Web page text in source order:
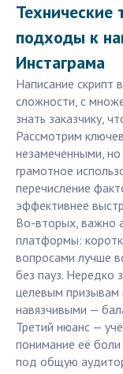
Технические
подходы к
Инстаграма
Написание скрипт
сложности, с
знать заказчику,
Рассмотрим
незамеченными,
грамотное
перечисление
эффективнее
Во-вторых, важно
платформы:
вопросами лучше
без пауз. Нередко
целевым
навязчивыми —
Третий нюанс —
понимание её
под общую